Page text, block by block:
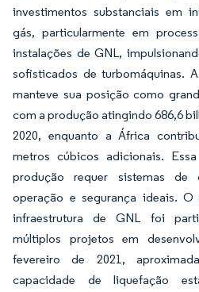
investimentos substanciais em
gás, particularmente em
instalações de GNL,
sofisticados de turbomáquinas.
manteve sua posição como
com a produção atingindo 686,6
2020, enquanto a África
metros cúbicos adicionais.
produção requer sistemas de
operação e segurança ideais.
infraestrutura de GNL foi
múltiplos projetos em
fevereiro de 2021,
capacidade de liquefação